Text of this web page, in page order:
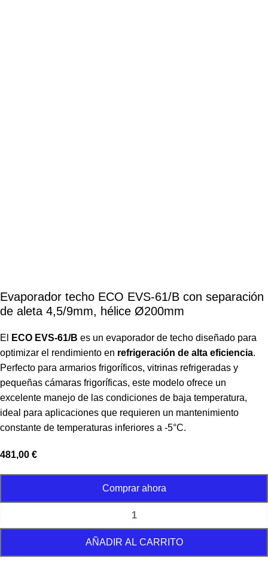
Evaporador techo ECO EVS-61/B con separación
de aleta 4,5/9mm, hélice Ø200mm
El ECO EVS-61/B es un evaporador de techo diseñado para
optimizar el rendimiento en refrigeración de alta eficiencia.
Perfecto para armarios frigoríficos, vitrinas refrigeradas y
pequeñas cámaras frigoríficas, este modelo ofrece un
excelente manejo de las condiciones de baja temperatura,
ideal para aplicaciones que requieren un mantenimiento
constante de temperaturas inferiores a -5°C.
481,00 €
AÑADIR AL CARRITO
Comprar ahora